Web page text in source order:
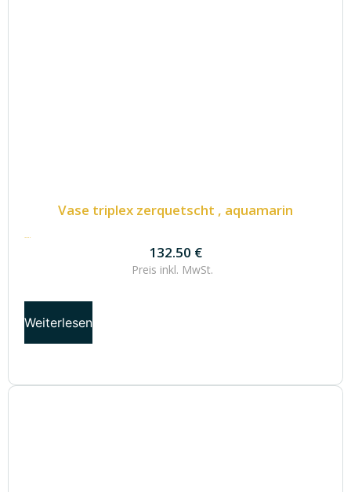
Vase triplex zerquetscht , aquamarin
132.50 €
132.50 €
Preis inkl. MwSt.
Weiterlesen